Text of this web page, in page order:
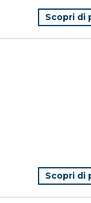
Scopri di
Scopri di